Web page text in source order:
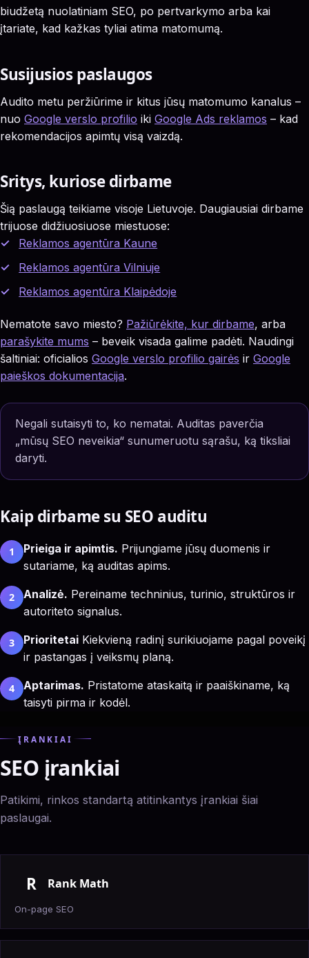
biudžetą nuolatiniam SEO, po pertvarkymo arba kai
įtariate, kad kažkas tyliai atima matomumą.
Susijusios paslaugos
Audito metu peržiūrime ir kitus jūsų matomumo kanalus –
nuo Google verslo profilio iki Google Ads reklamos – kad
rekomendacijos apimtų visą vaizdą.
Sritys, kuriose dirbame
Šią paslaugą teikiame visoje Lietuvoje. Daugiausiai dirbame
trijuose didžiuosiuose miestuose:
Reklamos agentūra Kaune
Reklamos agentūra Vilniuje
Reklamos agentūra Klaipėdoje
Nematote savo miesto? Pažiūrėkite, kur dirbame, arba
parašykite mums – beveik visada galime padėti. Naudingi
šaltiniai: oficialios Google verslo profilio gairės ir Google
paieškos dokumentacija.
Negali sutaisyti to, ko nematai. Auditas paverčia
„mūsų SEO neveikia“ sunumeruotu sąrašu, ką tiksliai
daryti.
Kaip dirbame su SEO auditu
1 Prieiga ir apimtis. Prijungiame jūsų duomenis ir
sutariame, ką auditas apims.
2 Analizė. Pereiname techninius, turinio, struktūros ir
autoriteto signalus.
3 Prioritetai Kiekvieną radinį surikiuojame pagal poveikį
ir pastangas į veiksmų planą.
4 Aptarimas. Pristatome ataskaitą ir paaiškiname, ką
taisyti pirma ir kodėl.
ĮRANKIAI
SEO įrankiai
Patikimi, rinkos standartą atitinkantys įrankiai šiai
paslaugai.
R Rank Math
On-page SEO